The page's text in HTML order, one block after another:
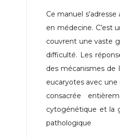
Ce manuel
en médecine. C'est
couvrent une vaste
difficulté. Les
des mécanismes de
eucaryotes avec
consacrée
cytogénétique et la
pathologique